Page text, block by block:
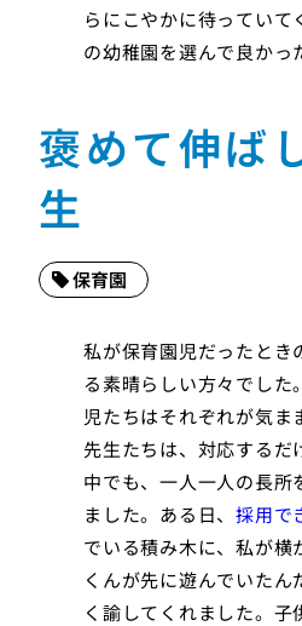
らにこやかに待ってい
の幼稚園を選んで良かっ
褒めて伸ば
生
保育園
私が保育園児だったとき
る素晴らしい方々でした。
児たちはそれぞれが気
先生たちは、対応する
中でも、一人一人の長所
ました。ある日、 採用で
でいる積み木に、私が
くんが先に遊んでいた
く諭してくれました。